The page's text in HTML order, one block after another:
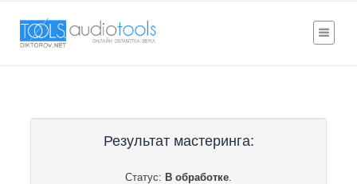
Результат мастеринга:
Статус: В обработке.